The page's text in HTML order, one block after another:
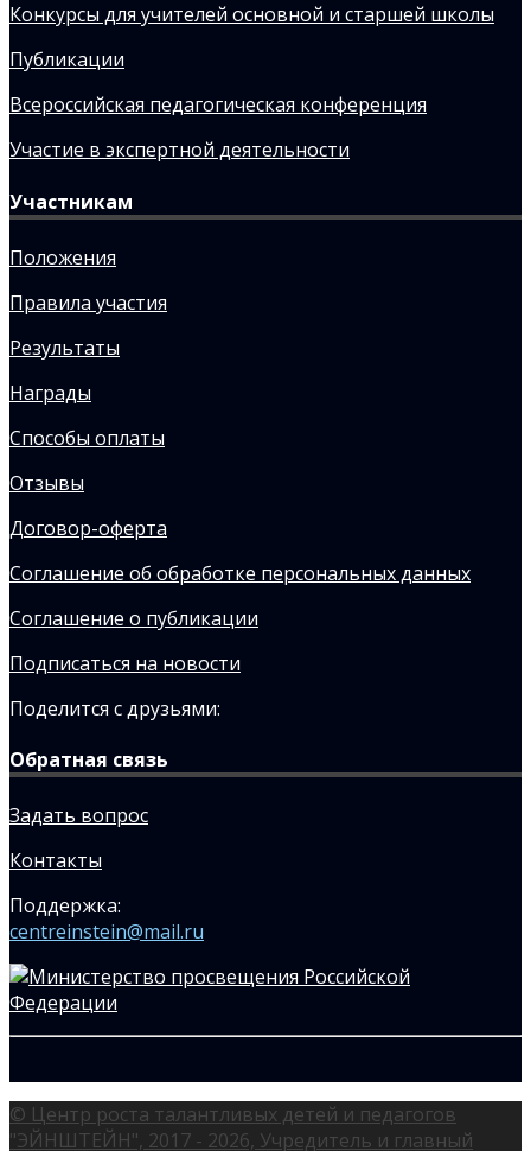
Конкурсы для учителей основной и старшей школы
Публикации
Всероссийская педагогическая конференция
Участие в экспертной деятельности
Участникам
Положения
Правила участия
Результаты
Награды
Способы оплаты
Отзывы
Договор-оферта
Соглашение об обработке персональных данных
Соглашение о публикации
Подписаться на новости
Поделится с друзьями:
Обратная связь
Задать вопрос
Контакты
Поддержка:
centreinstein@mail.ru
© Центр роста талантливых детей и педагогов
"ЭЙНШТЕЙН", 2017 - 2026, Учредитель и главный